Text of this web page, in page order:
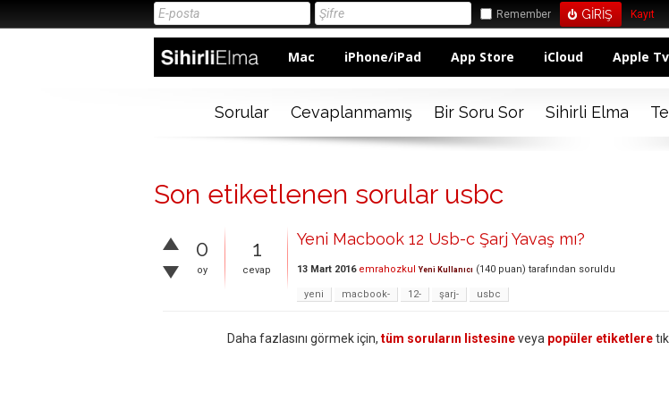
Remember Kayıt
Mac iPhone/iPad App Store iCloud Apple Tv
Sorular Cevaplanmamış Bir Soru Sor Sihirli Elma
Son etiketlenen sorular usbc
0
oy
1
cevap
Yeni Macbook 12 Usb-c Şarj Yavaş mı?
13 Mart 2016 emrahozkul Yeni Kullanıcı (140 puan) tarafından soruldu
yeni macbook- 12- şarj- usbc
Daha fazlasını görmek için, tüm soruların listesineveya popüler etiketlere